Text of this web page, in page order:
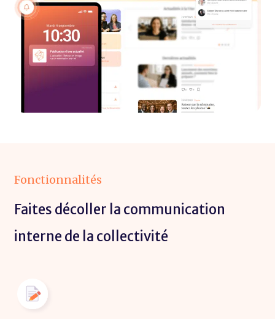
Fonctionnalités
Faites décoller la communication
interne de la collectivité